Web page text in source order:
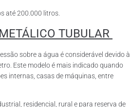
até 200.000 litros.
TUBULAR
sobre a água é considerável devido à
Este modelo é mais indicado quando
internas, casas de máquinas, entre
residencial, rural e para reserva de